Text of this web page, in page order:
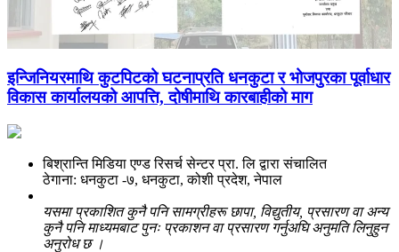
इन्जिनियरमाथि कुटपिटको घटनाप्रति धनकुटा र भोजपुरका पूर्वाधार
विकास कार्यालयको आपत्ति, दोषीमाथि कारबाहीको माग
बिश्रान्ति मिडिया एण्ड रिसर्च सेन्टर प्रा. लि द्वारा संचालित
ठेगाना: धनकुटा -७, धनकुटा, कोशी प्रदेश, नेपाल
यसमा प्रकाशित कुनै पनि सामग्रीहरू छापा, विद्युतीय, प्रसारण वा अन्य
कुनै पनि माध्यमबाट पुनः प्रकाशन वा प्रसारण गर्नुअघि अनुमति लिनुहुन
अनुरोध छ ।